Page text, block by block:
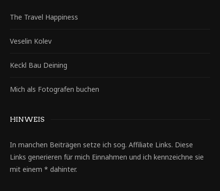
The Travel Happiness
Veselin Kolev
Keckl Bau Deining
Mich als Fotografen buchen
HINWEIS
In manchen Beiträgen setze ich sog. Affiliate Links. Diese
Links generieren für mich Einnahmen und ich kennzeichne sie
mit einem * dahinter.